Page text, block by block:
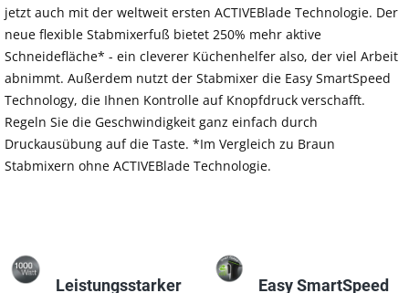
jetzt auch mit der weltweit ersten ACTIVEBlade Technologie. Der
neue flexible Stabmixerfuß bietet 250% mehr aktive
Schneidefläche* - ein cleverer Küchenhelfer also, der viel Arbeit
abnimmt. Außerdem nutzt der Stabmixer die Easy SmartSpeed
Technology, die Ihnen Kontrolle auf Knopfdruck verschafft.
Regeln Sie die Geschwindigkeit ganz einfach durch
Druckausübung auf die Taste. *Im Vergleich zu Braun
Stabmixern ohne ACTIVEBlade Technologie.
Leistungsstarker
Easy SmartSpeed